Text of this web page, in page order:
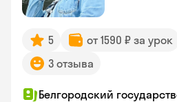
5 от 1590 ₽ за урок
3 отзыва
Белгородский